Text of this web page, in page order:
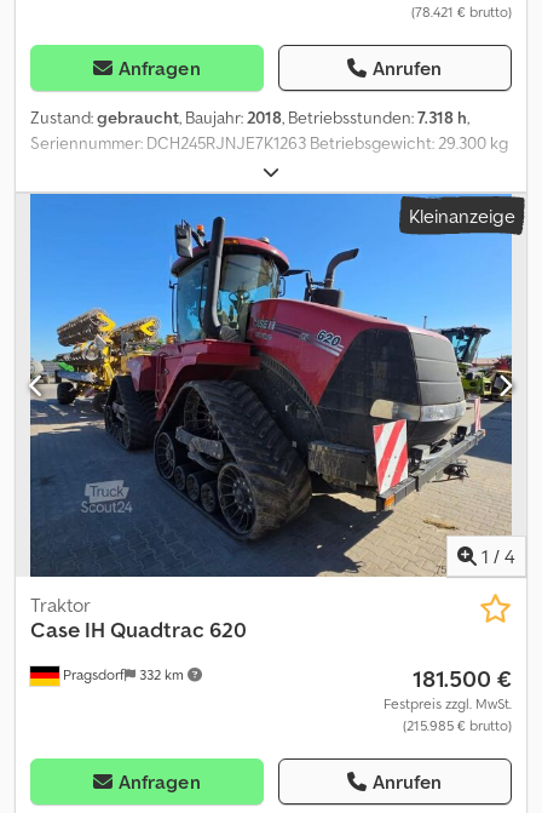
(78.421 € brutto)
Anfragen Anrufen
Zustand:gebraucht, Baujahr:2018, Betriebsstunden:7.318 h,
Seriennummer: DCH245RJNJE7K1263 Betriebsgewicht: 29.300 kg
Betriebsstunden: 7.318 h Crjdpfoxy Dd Djx Afmjf Klimaautomatik
Sitzheizung Rückraum- und Seitenüberwackung mit Kamera
Radio-USB/SD Blutooth Ketten - 600 mm Breit Maschinenbreite:
3.000 mm Abstützschild Verstellausleger: 2.790/2.960 mm
Löffelstiel 2.940 mm Betankungspumpe Schutzgitter oben +
vorne Zentralschmieranlage Anbaugerät: OHNE Änderungen,
Zwischenverkauf und Irrtümer sind ausdrücklich vorbehalten. Die
Beschreibung dient der allgemeinen Identifizierung des
Fahrzeuges und stellt keine Gewährleistung im kaufrechtlichen
Sinne dar. Ausschlaggebend ist die Beschreibung gemäß
Kaufvertrag. Unser Angebot ist generell ohne neue TÜV-
Abnahme. Falls neue TÜV-Abnahme erwünscht, unterbreiten wir
Ihnen gerne ein Angebot unserer Partnerwerkstätten! Fahrzeug
kann mit Werbung beklebt und/oder beschriftet sein. Es gelten
unsere allgemeinen Liefer- und Zahlungsbedingungen.
Kleinanzeige
1 / 4
Pragsdorf 332 km
Traktor
Case IH Quadtrac 620
181.500 €
Festpreis zzgl. MwSt.
(215.985 € brutto)
Anfragen Anrufen